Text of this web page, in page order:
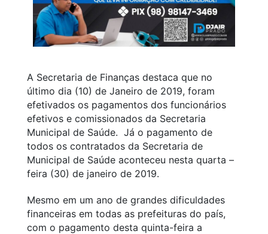
A Secretaria de Finanças destaca que no
último dia (10) de Janeiro de 2019, foram
efetivados os pagamentos dos funcionários
efetivos e comissionados da Secretaria
Municipal de Saúde. Já o pagamento de
todos os contratados da Secretaria de
Municipal de Saúde aconteceu nesta quarta –
feira (30) de janeiro de 2019.
Mesmo em um ano de grandes dificuldades
financeiras em todas as prefeituras do país,
com o pagamento desta quinta-feira a